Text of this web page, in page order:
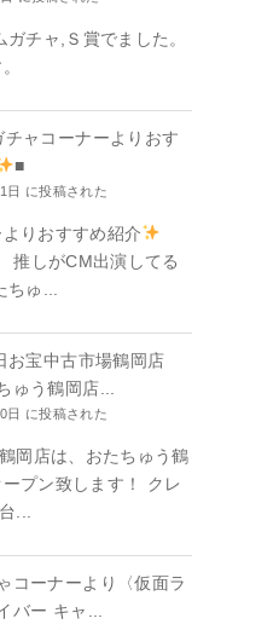
チャ,Ｓ賞でました。
チャコーナーよりおす
■
日 に投稿された
りおすすめ紹介
推しがCM出演してる
ゅ...
宝中古市場鶴岡店
ゅう鶴岡店...
日 に投稿された
岡店は、おたちゅう鶴
プン致します！ クレ
...
コーナーより〈仮面ラ
バー キャ...